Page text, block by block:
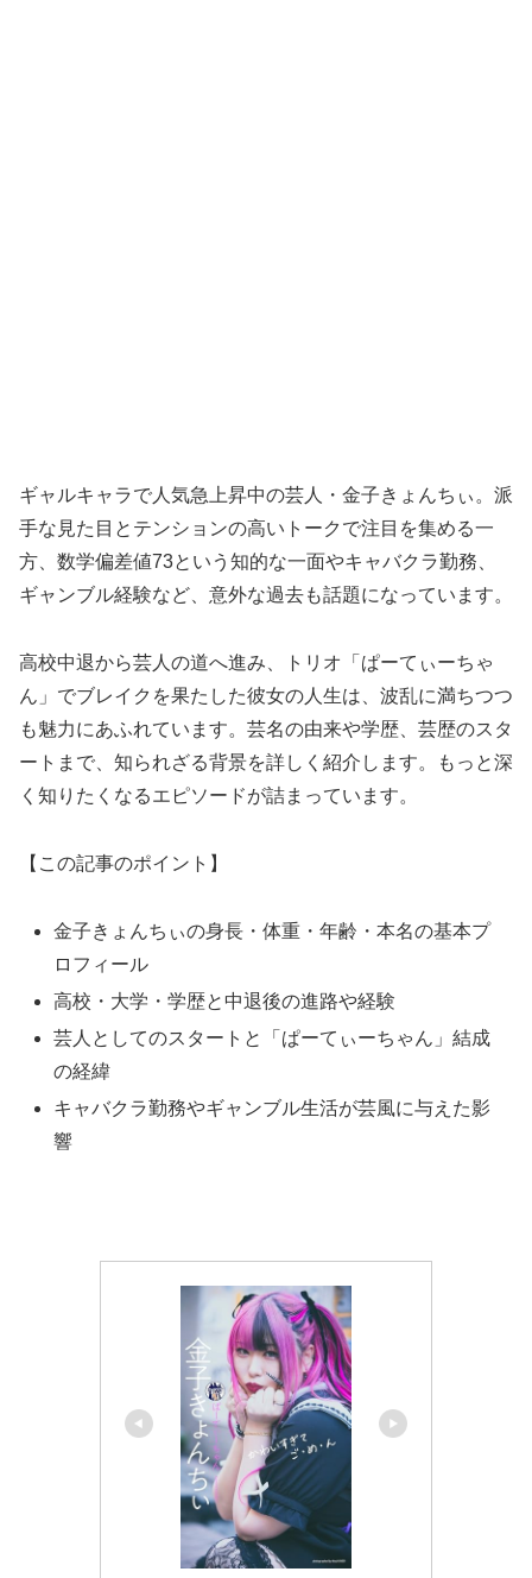
ギャルキャラで人気急上昇中の芸人・金子きょんちぃ。派
手な見た目とテンションの高いトークで注目を集める一
方、数学偏差値73という知的な一面やキャバクラ勤務、
ギャンブル経験など、意外な過去も話題になっています。
高校中退から芸人の道へ進み、トリオ「ぱーてぃーちゃ
ん」でブレイクを果たした彼女の人生は、波乱に満ちつつ
も魅力にあふれています。芸名の由来や学歴、芸歴のスタ
ートまで、知られざる背景を詳しく紹介します。もっと深
く知りたくなるエピソードが詰まっています。
【この記事のポイント】
金子きょんちぃの身長・体重・年齢・本名の基本プ
ロフィール
高校・大学・学歴と中退後の進路や経験
芸人としてのスタートと「ぱーてぃーちゃん」結成
の経緯
キャバクラ勤務やギャンブル生活が芸風に与えた影
響